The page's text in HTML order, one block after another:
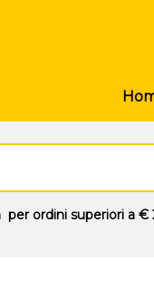
per ordini superiori a €